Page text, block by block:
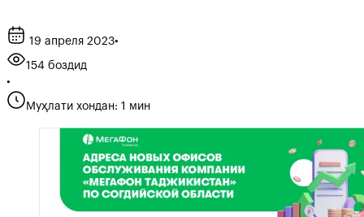
19 апреля 2023•
154 боздид
•
Муҳлати хондан: 1 мин